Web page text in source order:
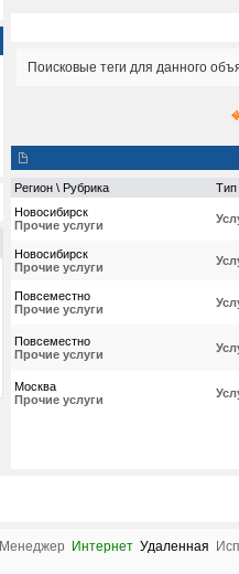
Поисковые теги для данного
Регион \ Рубрика Тип
Новосибирск
Прочие услуги
Новосибирск
Прочие услуги
Повсеместно
Прочие услуги
Повсеместно
Прочие услуги
Москва
Прочие услуги
Менеджер Интернет Удаленная